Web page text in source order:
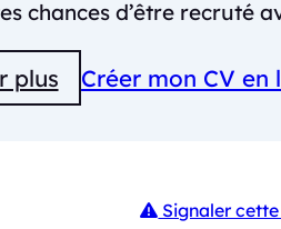
chances d’être recruté
plus Créer mon CV en
Signaler